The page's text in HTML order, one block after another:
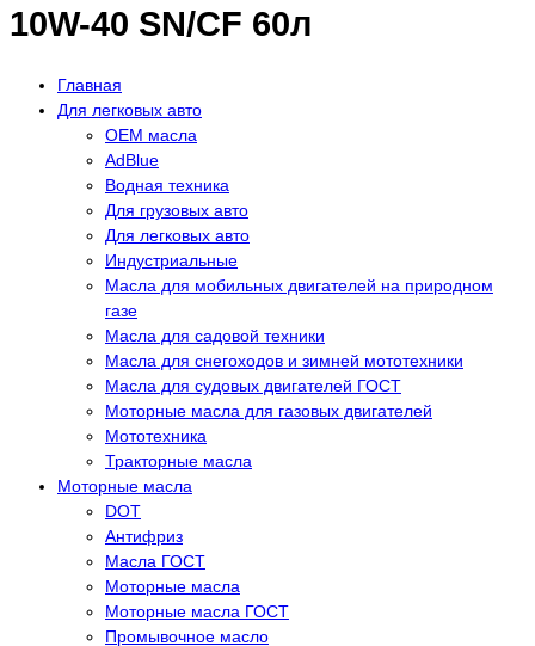
10W-40 SN/CF 60л
Главная
Для легковых авто
OEM масла
АdBlue
Водная техника
Для грузовых авто
Для легковых авто
Индустриальные
Масла для мобильных двигателей на природном
газе
Масла для садовой техники
Масла для снегоходов и зимней мототехники
Масла для судовых двигателей ГОСТ
Моторные масла для газовых двигателей
Мототехника
Тракторные масла
Моторные масла
DOT
Антифриз
Масла ГОСТ
Моторные масла
Моторные масла ГОСТ
Промывочное масло